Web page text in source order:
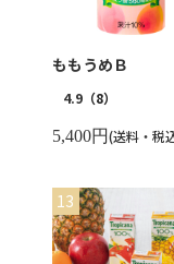
ももうめＢ
4.9（8）
5,400円(送料・税